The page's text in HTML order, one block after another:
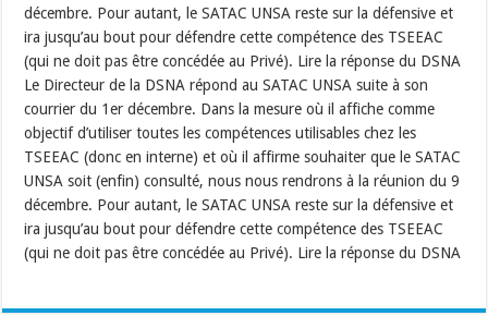
décembre. Pour autant, le SATAC UNSA reste sur la défensive et
ira jusqu’au bout pour défendre cette compétence des TSEEAC
(qui ne doit pas être concédée au Privé). Lire la réponse du DSNA
Le Directeur de la DSNA répond au SATAC UNSA suite à son
courrier du 1er décembre. Dans la mesure où il affiche comme
objectif d’utiliser toutes les compétences utilisables chez les
TSEEAC (donc en interne) et où il affirme souhaiter que le SATAC
UNSA soit (enfin) consulté, nous nous rendrons à la réunion du 9
décembre. Pour autant, le SATAC UNSA reste sur la défensive et
ira jusqu’au bout pour défendre cette compétence des TSEEAC
(qui ne doit pas être concédée au Privé). Lire la réponse du DSNA